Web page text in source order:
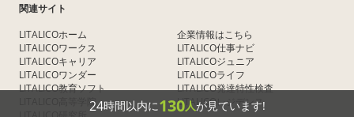
24時間以内に130人が見ています!
関連サイト
LITALICOホーム
LITALICOワークス
LITALICOキャリア
LITALICOワンダー
LITALICO教育ソフト
LITALICO高等学院
企業情報はこちら
LITALICO仕事ナビ
LITALICOジュニア
LITALICOライフ
LITALICO発達特性検査
LITALICOレジデンス